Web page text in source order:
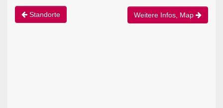
Standorte Weitere Infos, Map